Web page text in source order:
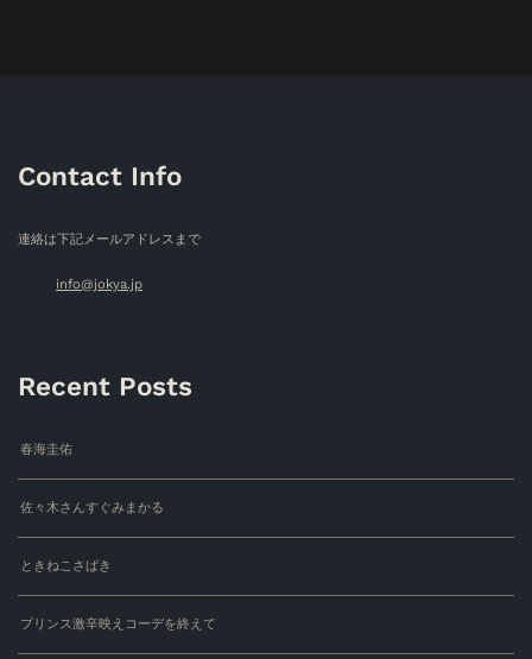
り
Contact Info
連絡は下記メールアドレスまで
info@jokya.jp
Recent Posts
春海圭佑
佐々木さんすぐみまかる
ときねこさばき
プリンス激辛映えコーデを終えて